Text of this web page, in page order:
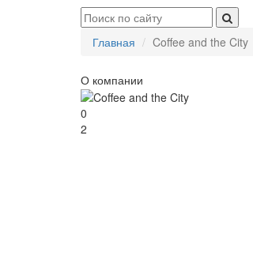
Главная Coffee and the City
О компании
0
2